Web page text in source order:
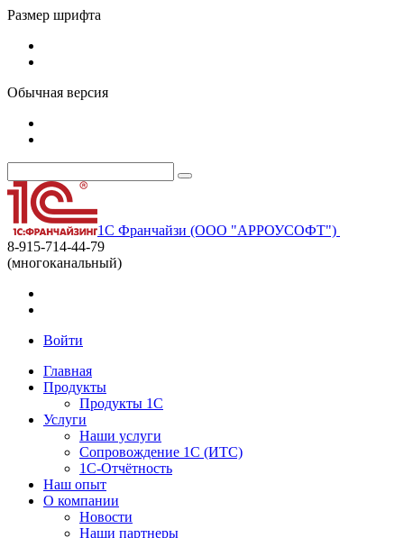
Размер шрифта
Обычная версия
1С Франчайзи (ООО "АРРОУСОФТ")
8-915-714-44-79
(многоканальный)
Войти
Главная
Продукты
Продукты 1С
Услуги
Наши услуги
Сопровождение 1С (ИТС)
1С-Отчётность
Наш опыт
О компании
Новости
Наши партнеры